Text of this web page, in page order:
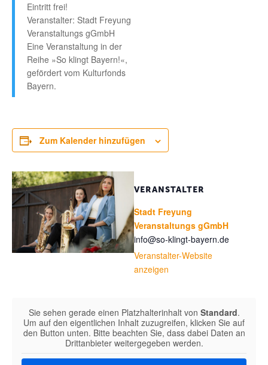
Eintritt frei!
Veranstalter: Stadt Freyung
Veranstaltungs gGmbH
Eine Veranstaltung in der
Reihe »So klingt Bayern!«,
gefördert vom Kulturfonds
Bayern.
Zum Kalender hinzufügen
VERANSTALTER
Stadt Freyung
Veranstaltungs gGmbH
info@so-klingt-bayern.de
Veranstalter-Website
anzeigen
Sie sehen gerade einen Platzhalterinhalt von Standard.
Um auf den eigentlichen Inhalt zuzugreifen, klicken Sie auf
den Button unten. Bitte beachten Sie, dass dabei Daten an
Drittanbieter weitergegeben werden.